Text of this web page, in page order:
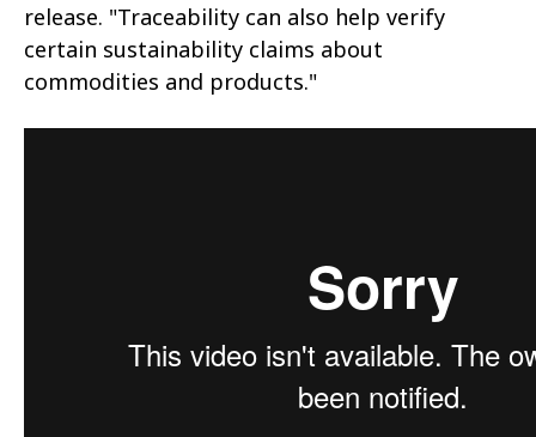
release. "Traceability can also help verify
certain sustainability claims about
commodities and products."